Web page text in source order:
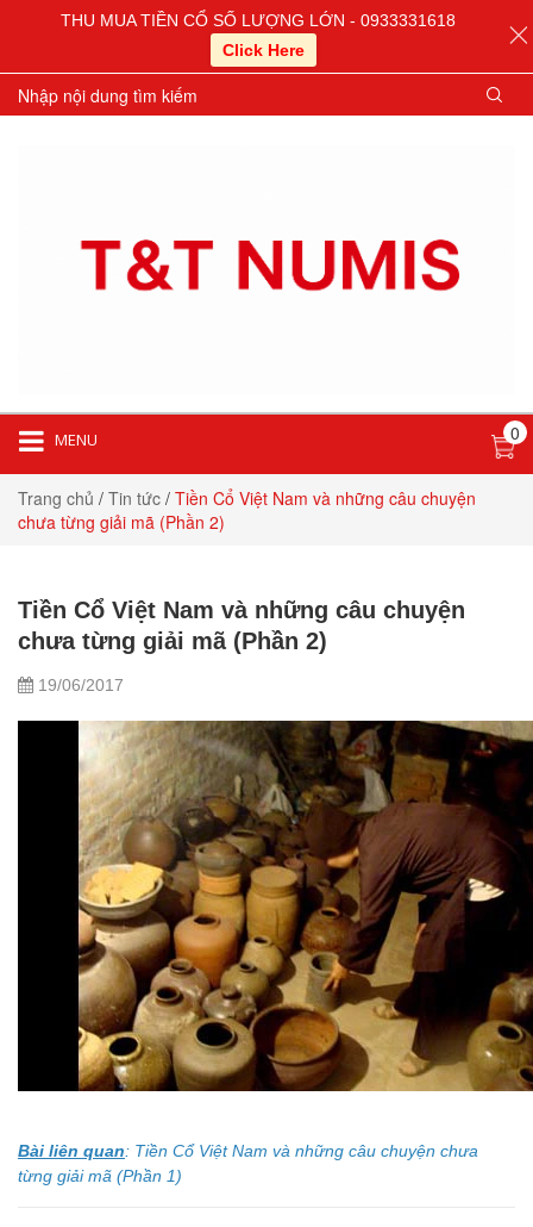
MENU 0
Trang chủ / Tin tức / Tiền Cổ Việt Nam và những câu chuyện
chưa từng giải mã (Phần 2)
Tiền Cổ Việt Nam và những câu chuyện
chưa từng giải mã (Phần 2)
19/06/2017
Bài liên quan: Tiền Cổ Việt Nam và những câu chuyện chưa
từng giải mã (Phần 1)
THU MUA TIỀN CỔ SỐ LƯỢNG LỚN - 0933331618
Click Here